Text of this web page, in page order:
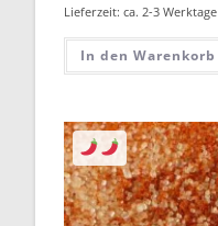
Lieferzeit: ca. 2-3 Werktage
In den Warenkorb